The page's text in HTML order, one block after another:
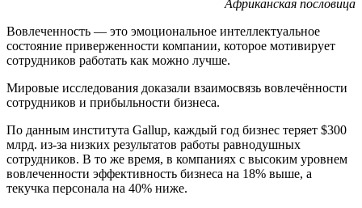
Африканская пословица
Вовлеченность — это эмоциональное интеллектуальное
состояние приверженности компании, которое мотивирует
сотрудников работать как можно лучше.
Мировые исследования доказали взаимосвязь вовлечённости
сотрудников и прибыльности бизнеса.
По данным института Gallup, каждый год бизнес теряет $300
млрд. из-за низких результатов работы равнодушных
сотрудников. В то же время, в компаниях с высоким уровнем
вовлеченности эффективность бизнеса на 18% выше, а
текучка персонала на 40% ниже.